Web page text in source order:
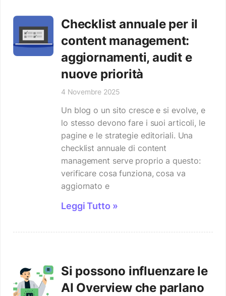
Checklist annuale per il
content management:
aggiornamenti, audit e
nuove priorità
4 Novembre 2025
Un blog o un sito cresce e si evolve, e
lo stesso devono fare i suoi articoli, le
pagine e le strategie editoriali. Una
checklist annuale di content
management serve proprio a questo:
verificare cosa funziona, cosa va
aggiornato e
Leggi Tutto »
Si possono influenzare le
AI Overview che parlano